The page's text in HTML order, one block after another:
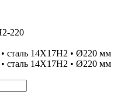
220
сталь 14Х17Н2 • Ø220 мм
сталь 14Х17Н2 • Ø220 мм